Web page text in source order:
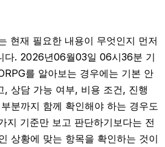
현재 필요한 내용이 무엇인지 먼저
다. 2026년06월03일 06시36분 기
를 알아보는 경우에는 기본 안
, 상담 가능 여부, 비용 조건, 진행
분까지 함께 확인해야 하는 경우도
지 기준만 보고 판단하기보다는 전
상황에 맞는 항목을 확인하는 것이